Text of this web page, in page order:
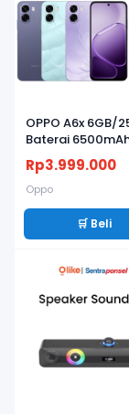
OPPO A6x 6GB/
Baterai
120Hz &
Rp3.999.000
Oppo
🛒 Beli